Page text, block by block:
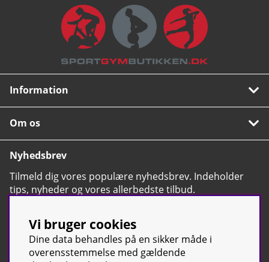
Information
Om os
Nyhedsbrev
Tilmeld dig vores populære nyhedsbrev. Indeholder
tips, nyheder og vores allerbedste tilbud.
Vi bruger cookies
Dine data behandles på en sikker måde i
overensstemmelse med gældende